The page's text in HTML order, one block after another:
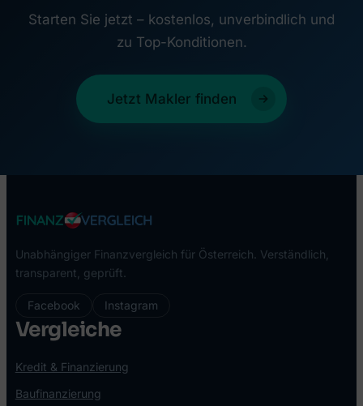
Starten Sie jetzt – kostenlos, unverbindlich und
zu Top-Konditionen.
Jetzt Makler finden
Unabhängiger Finanzvergleich für Österreich. Verständlich,
transparent, geprüft.
Facebook Instagram
Vergleiche
Kredit & Finanzierung
Baufinanzierung